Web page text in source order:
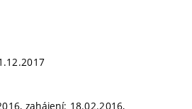
zahájení: 18.02.2016,